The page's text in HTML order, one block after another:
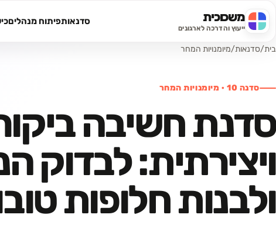
משכוכית
ייעוץ והדרכה לארגונים
סדנאותפיתוח מנהלים חיפוש באתר
בית/סדנאות/מיומנויות המחר
סדנה 10
· מיומנויות המחר
סדנת חשיבה
ויצירתית: לבדוק
ולבנות חלופות